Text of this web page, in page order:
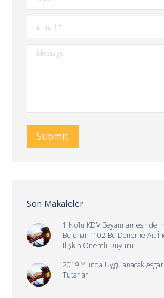
Message
Submit
Son Makaleler
1 No’lu KDV Beyannamesinde
Bulunan “102 Bu Döneme Ait
İlişkin Önemli Duyuru
2019 Yılında Uygulanacak
Tutarları